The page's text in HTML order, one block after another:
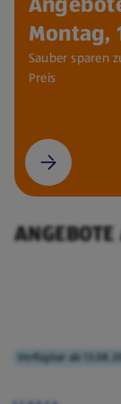
Montag,
Sauber sparen
Preis
Verfügbar ab